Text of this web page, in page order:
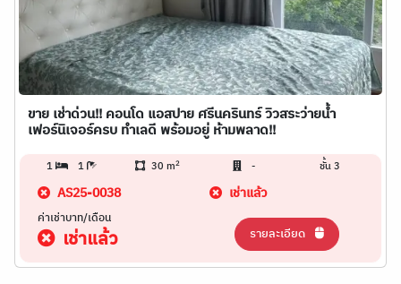
ขาย เช่าด่วน!! คอนโด แอสปาย ศรีนครินทร์ วิวสระว่ายน้ำ
เฟอร์นิเจอร์ครบ ทำเลดี พร้อมอยู่ ห้ามพลาด!!
1 1 30 m2 - ชั้น 3
AS25-0038 เช่าแล้ว
ค่าเช่าบาท/เดือน
เช่าแล้ว รายละเอียด